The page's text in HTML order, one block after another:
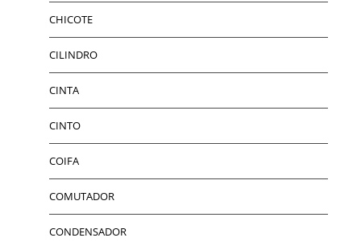
CHICOTE
CILINDRO
CINTA
CINTO
COIFA
COMUTADOR
CONDENSADOR